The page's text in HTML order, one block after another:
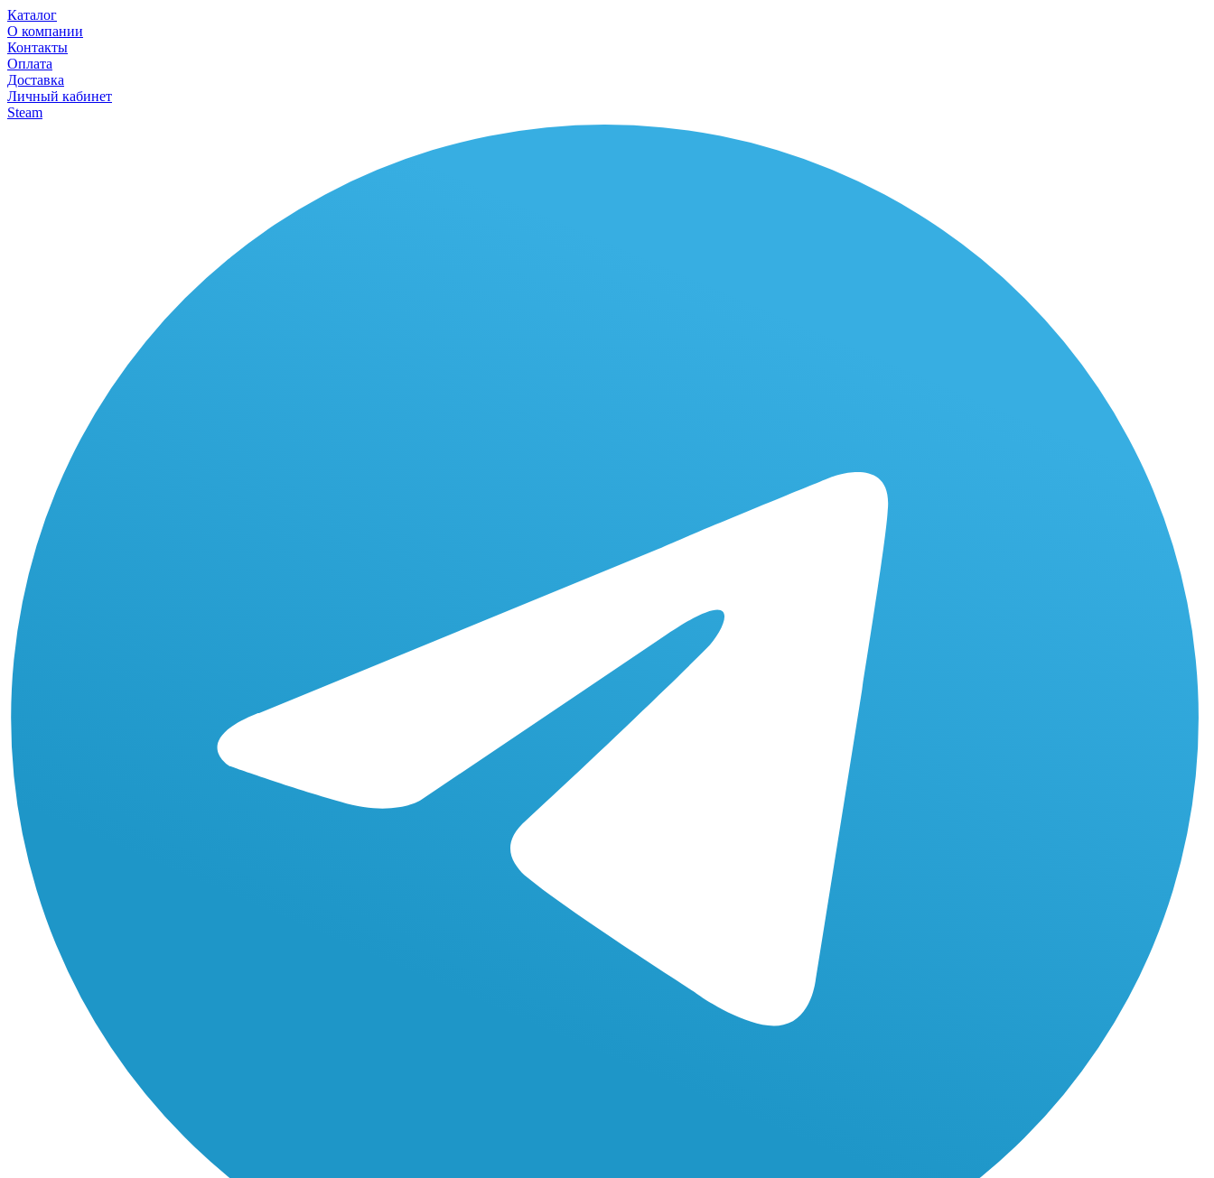
Каталог
О компании
Контакты
Оплата
Доставка
Личный кабинет
Steam